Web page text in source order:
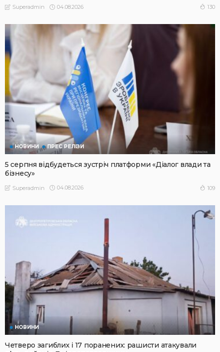
Superadmin 04.08.2026 130
НОВИНИ ПРЕС РЕЛІЗИ
5 серпня відбудеться зустріч платформи «Діалог влади та
бізнесу»
Superadmin 04.08.2026 109
НОВИНИ
Четверо загиблих і 17 поранених: рашисти атакували